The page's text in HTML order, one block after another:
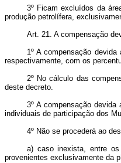
3º Ficam excluídos da
produção petrolífera,
Art. 21. A compensação
1º A compensação
respectivamente, com os
2º No cálculo das
deste decreto.
3º A compensação
individuais de participação dos
4º Não se procederá ao
a) caso inexista, entre os
provenientes exclusivamente da